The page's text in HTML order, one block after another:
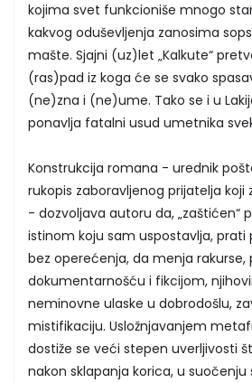
kojima svet funkcioniše mnogo
kakvog oduševljenja zanosima
mašte. Sjajni (uz)let „Kalkute“
(ras)pad iz koga će se svako
(ne)zna i (ne)ume. Tako se i u
ponavlja fatalni usud umetnika
Konstrukcija romana - urednik
rukopis zaboravljenog prijatelja koji
- dozvoljava autoru da, „zaštićen“
istinom koju sam uspostavlja, prati
bez operećenja, da menja rakurse,
dokumentarnošću i fikcijom,
neminovne ulaske u dobrodošlu,
mistifikaciju. Usložnjavanjem
dostiže se veći stepen uverljivosti
nakon sklapanja korica, u suočenju